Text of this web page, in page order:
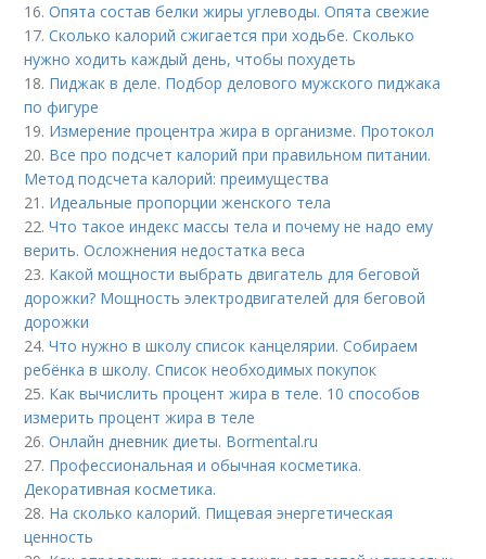
16.Опята состав белки жиры углеводы. Опята свежие
17.Сколько калорий сжигается при ходьбе. Сколько
нужно ходить каждый день, чтобы похудеть
18. Пиджак в деле. Подбор делового мужского пиджака
по фигуре
19. Измерение процентра жира в организме. Протокол
20. Все про подсчет калорий при правильном питании.
Метод подсчета калорий: преимущества
21. Идеальные пропорции женского тела
22.Что такое индекс массы тела и почему не надо ему
верить. Осложнения недостатка веса
23. Какой мощности выбрать двигатель для беговой
дорожки? Мощность электродвигателей для беговой
дорожки
24.Что нужно в школу список канцелярии. Собираем
ребёнка в школу. Список необходимых покупок
25. Как вычислить процент жира в теле. 10 способов
измерить процент жира в теле
26.Онлайн дневник диеты. Bormental.ru
27. Профессиональная и обычная косметика.
Декоративная косметика.
28. На сколько калорий. Пищевая энергетическая
ценность